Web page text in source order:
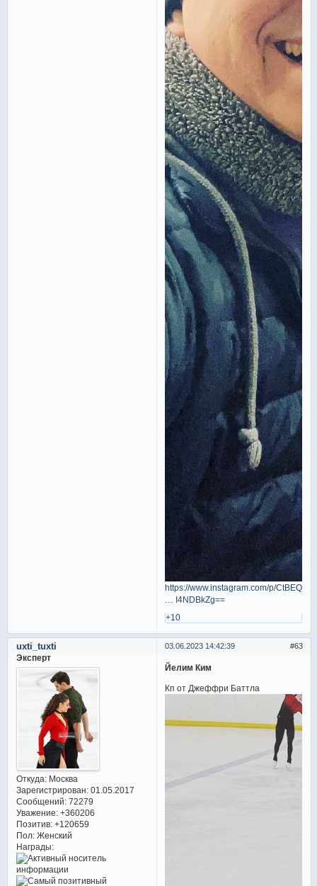
https://www.instagram.com/p/
… I4NDBkZg==
+10
63
03.06.2023 14:42:39
uxti_tuxti
Эксперт
Откуда:Москва
Зарегистрирован: 01.05.2017
Сообщений:72279
Уважение: +360206
Позитив: +120659
Пол:Женский
Награды:
Йелим Ким
Кп от Джеффри Баттла